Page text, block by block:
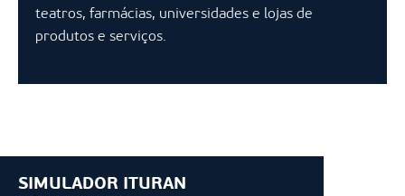
teatros, farmácias, universidades e lojas de
produtos e serviços.
SIMULADOR ITURAN